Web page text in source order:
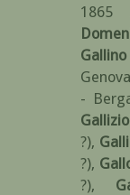
1865
-
?),
?),
?),